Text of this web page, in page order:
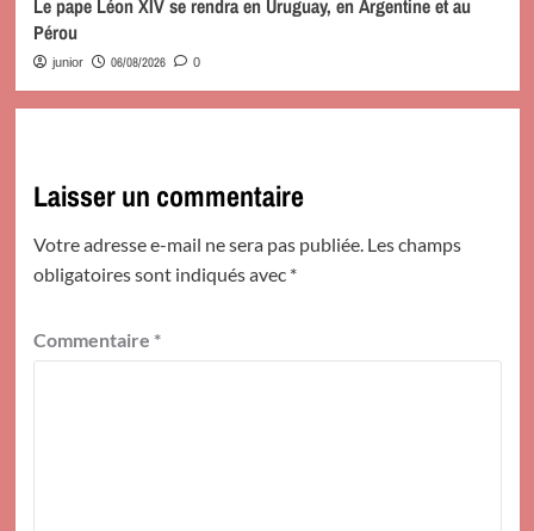
Le pape Léon XIV se rendra en Uruguay, en Argentine et au
Pérou
junior 06/08/2026 0
Laisser un commentaire
Votre adresse e-mail ne sera pas publiée. Les champs
obligatoires sont indiqués avec *
Commentaire *